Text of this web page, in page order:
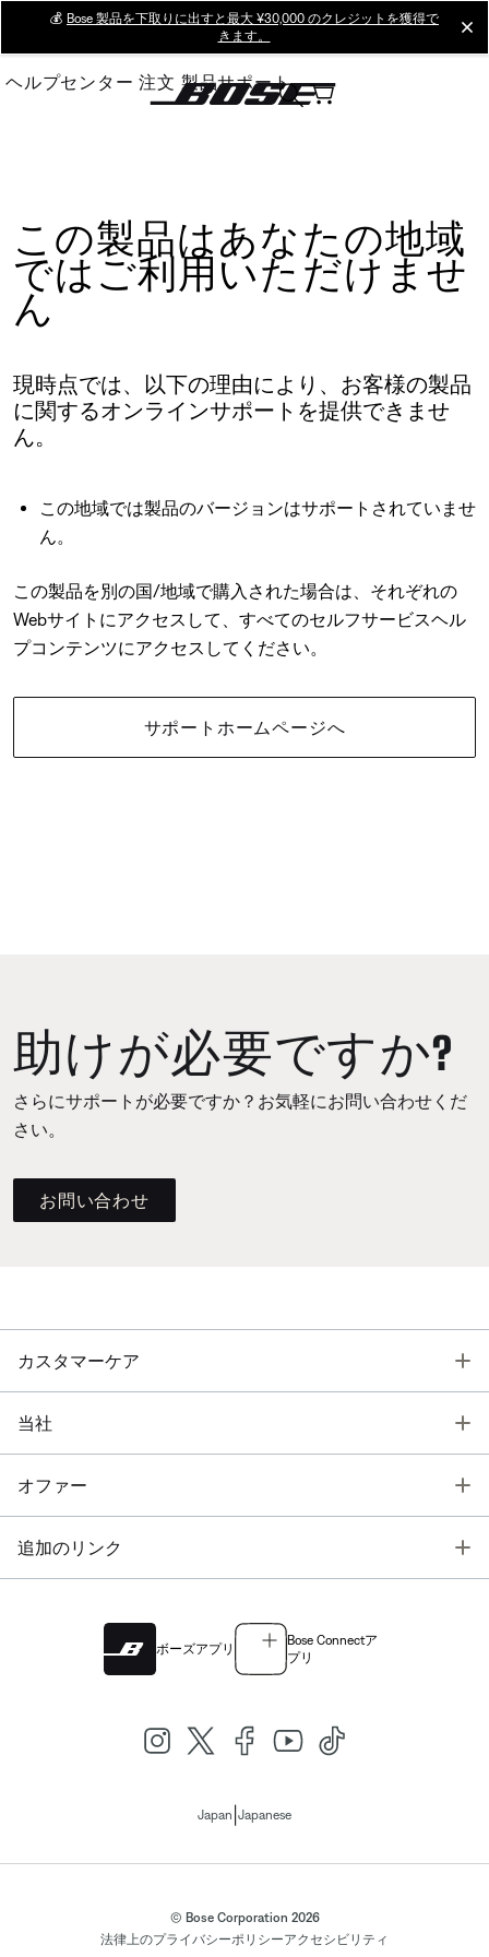
Main
💰 Bose 製品を下取りに出すと最大 ¥30,000 のクレジットを獲得で
きます。
ヘルプセンター 注文 製品サポート
この製品はあなたの地域
ではご利用いただけませ
ん
現時点では、以下の理由により、お客様の製品
に関するオンラインサポートを提供できませ
ん。
この地域では製品のバージョンはサポートされていませ
ん。
この製品を別の国/地域で購入された場合は、それぞれの
Webサイトにアクセスして、すべてのセルフサービスヘル
プコンテンツにアクセスしてください。
サポートホームページへ
助けが必要ですか?
さらにサポートが必要ですか？お気軽にお問い合わせくだ
さい。
お問い合わせ
カスタマーケア
当社
オファー
追加のリンク
ボーズアプリ
Bose Connectア
プリ
Japan Japanese
© Bose Corporation 2026
法律上のプライバシーポリシーアクセシビリティ